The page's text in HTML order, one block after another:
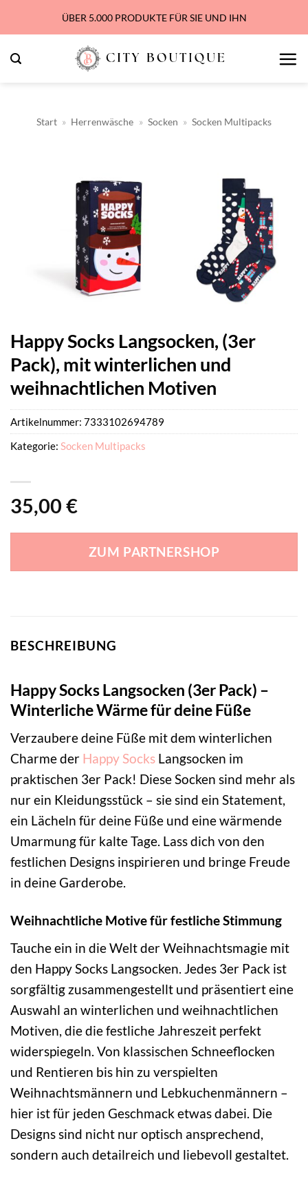
springen
ÜBER 5.000 PRODUKTE FÜR SIE UND IHN
Start » Herrenwäsche » Socken » Socken Multipacks
Happy Socks Langsocken, (3er
Pack), mit winterlichen und
weihnachtlichen Motiven
35,00 €
ZUM PARTNERSHOP
Artikelnummer: 7333102694789
Kategorie: Socken Multipacks
BESCHREIBUNG
Happy Socks Langsocken (3er Pack) –
Winterliche Wärme für deine Füße
Verzaubere deine Füße mit dem winterlichen
Charme der Happy Socks Langsocken im
praktischen 3er Pack! Diese Socken sind mehr als
nur ein Kleidungsstück – sie sind ein Statement,
ein Lächeln für deine Füße und eine wärmende
Umarmung für kalte Tage. Lass dich von den
festlichen Designs inspirieren und bringe Freude
in deine Garderobe.
Weihnachtliche Motive für festliche Stimmung
Tauche ein in die Welt der Weihnachtsmagie mit
den Happy Socks Langsocken. Jedes 3er Pack ist
sorgfältig zusammengestellt und präsentiert eine
Auswahl an winterlichen und weihnachtlichen
Motiven, die die festliche Jahreszeit perfekt
widerspiegeln. Von klassischen Schneeflocken
und Rentieren bis hin zu verspielten
Weihnachtsmännern und Lebkuchenmännern –
hier ist für jeden Geschmack etwas dabei. Die
Designs sind nicht nur optisch ansprechend,
sondern auch detailreich und liebevoll gestaltet.